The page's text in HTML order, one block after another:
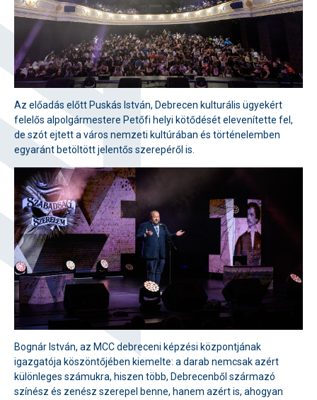
Az előadás előtt Puskás István, Debrecen kulturális ügyekért
felelős alpolgármestere Petőfi helyi kötődését elevenítette fel,
de szót ejtett a város nemzeti kultúrában és történelemben
egyaránt betöltött jelentős szerepéről is.
Bognár István, az MCC debreceni képzési központjának
igazgatója köszöntőjében kiemelte: a darab nemcsak azért
különleges számukra, hiszen több, Debrecenből származó
színész és zenész szerepel benne, hanem azért is, ahogyan